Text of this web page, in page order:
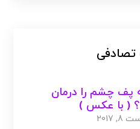
تصادفی
پف چشم را درمان
( با عکس )
2017